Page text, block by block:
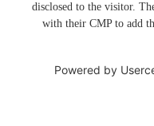
disclosed to the visitor.
with their CMP to add
Powered by